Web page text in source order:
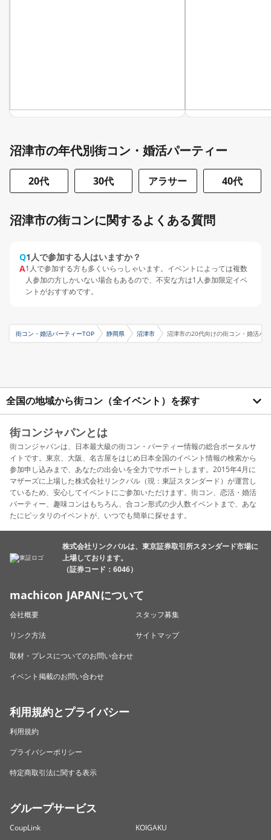
沼津市の年代別街コン・婚活パーティー
20代 30代 アラサー 40代
沼津市の街コンに関するよくある質問
Q1人で参加する人はいますか？
A1人で参加する方も多くいらっしゃいます。イベントによっては複数
人参加の方しかいない場合もあるので、不安な方は1人参加限定イベ
ントがおすすめです。
街コン・婚活パーティーTOP 静岡県 沼津市 沼津市の20代向けの街コン・婚活パ
全国の地域から街コン（全イベント）を探す
街コンジャパンとは
街コンジャパンは、日本最大級の街コン・パーティー情報の総合ポータルサ
イトです。東京、大阪、名古屋をはじめ日本全国のイベント情報の検索から
参加申し込みまで、あなたの出会いを全力でサポートします。2015年4月に
マザーズに上場した株式会社リンクバル（現：東証スタンダード）が運営し
ているため、安心してイベントにご参加いただけます。街コン、恋活・婚活
パーティー、趣味コンはもちろん、合コン形式の少人数イベントまで、あな
たにピッタリのイベントが、いつでも簡単に探せます。
株式会社リンクバルは、東京証券取引所スタンダード市場に
上場しております。
（証券コード：6046）
machicon JAPANについて
会社概要
スタッフ募集
リンク方法
サイトマップ
取材・プレスについてのお問い合わせ
イベント掲載のお問い合わせ
利用規約とプライバシー
利用規約
プライバシーポリシー
特定商取引法に関する表示
グループサービス
CoupLink KOIGAKU